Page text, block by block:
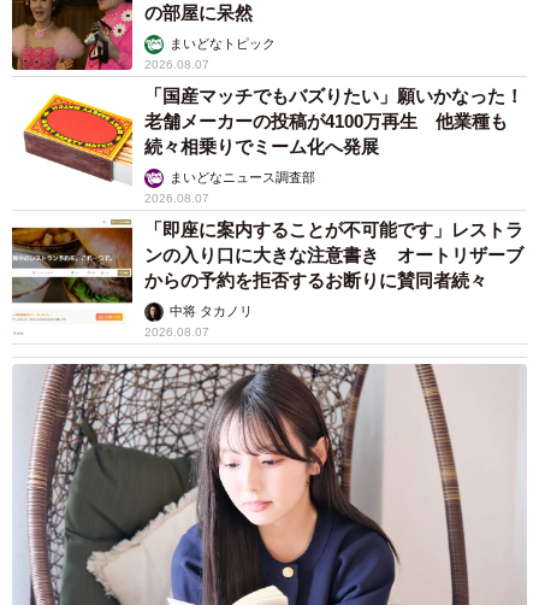
の部屋に呆然
まいどなトピック
2026.08.07
「国産マッチでもバズりたい」願いかなった！
老舗メーカーの投稿が4100万再生 他業種も
続々相乗りでミーム化へ発展
まいどなニュース調査部
2026.08.07
「即座に案内することが不可能です」レストラ
ンの入り口に大きな注意書き オートリザーブ
からの予約を拒否するお断りに賛同者続々
中将 タカノリ
2026.08.07